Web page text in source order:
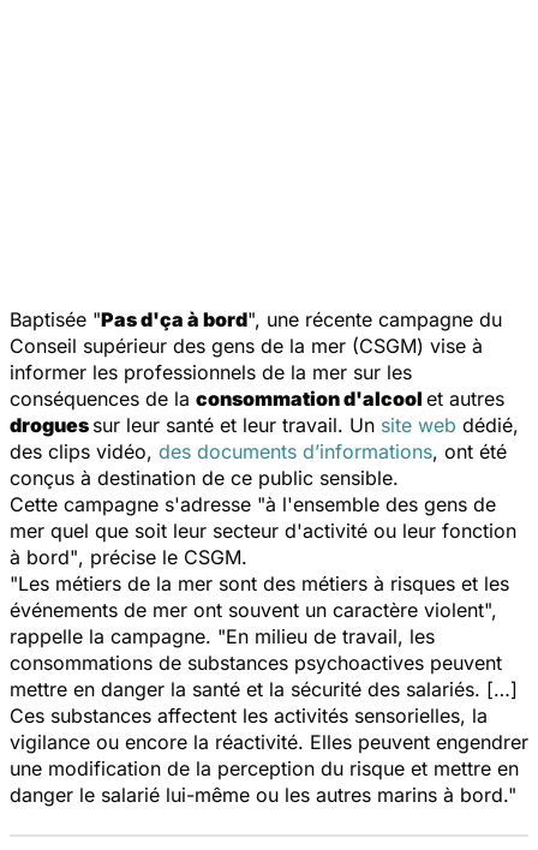
Baptisée "Pas d'ça à bord", une récente campagne du
Conseil supérieur des gens de la mer (CSGM) vise à
informer les professionnels de la mer sur les
conséquences de la consommation d'alcool et autres
drogues sur leur santé et leur travail. Un site web dédié,
des clips vidéo, des documents d’informations, ont été
conçus à destination de ce public sensible.
Cette campagne s'adresse "à l'ensemble des gens de
mer quel que soit leur secteur d'activité ou leur fonction
à bord", précise le CSGM.
"Les métiers de la mer sont des métiers à risques et les
événements de mer ont souvent un caractère violent",
rappelle la campagne. "En milieu de travail, les
consommations de substances psychoactives peuvent
mettre en danger la santé et la sécurité des salariés. […]
Ces substances affectent les activités sensorielles, la
vigilance ou encore la réactivité. Elles peuvent engendrer
une modification de la perception du risque et mettre en
danger le salarié lui-même ou les autres marins à bord."